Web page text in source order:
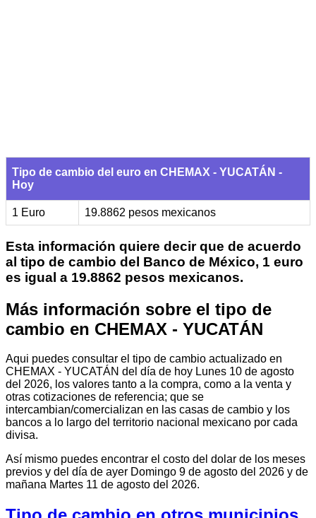
Tipo de cambio del euro en CHEMAX - YUCATÁN -
Hoy
1 Euro 19.8862 pesos mexicanos
Esta información quiere decir que de acuerdo
al tipo de cambio del Banco de México, 1 euro
es igual a 19.8862 pesos mexicanos.
Más información sobre el tipo de
cambio en CHEMAX - YUCATÁN
Aqui puedes consultar el tipo de cambio actualizado en
CHEMAX - YUCATÁN del día de hoy Lunes 10 de agosto
del 2026, los valores tanto a la compra, como a la venta y
otras cotizaciones de referencia; que se
intercambian/comercializan en las casas de cambio y los
bancos a lo largo del territorio nacional mexicano por cada
divisa.
Así mismo puedes encontrar el costo del dolar de los meses
previos y del día de ayer Domingo 9 de agosto del 2026 y de
mañana Martes 11 de agosto del 2026.